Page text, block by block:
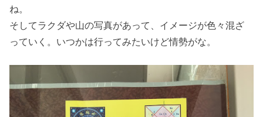
ね。
そしてラクダや山の写真があって、イメージが色々混ざ
っていく。いつかは行ってみたいけど情勢がな。